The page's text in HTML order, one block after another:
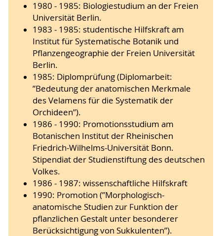
1980 - 1985: Biologiestudium an der Freien
Universität Berlin.
1983 - 1985: studentische Hilfskraft am
Institut für Systematische Botanik und
Pflanzengeographie der Freien Universität
Berlin.
1985: Diplomprüfung (Diplomarbeit:
”Bedeutung der anatomischen Merkmale
des Velamens für die Systematik der
Orchideen”).
1986 - 1990: Promotionsstudium am
Botanischen Institut der Rheinischen
Friedrich-Wilhelms-Universität Bonn.
Stipendiat der Studienstiftung des deutschen
Volkes.
1986 - 1987: wissenschaftliche Hilfskraft
1990: Promotion (”Morphologisch-
anatomische Studien zur Funktion der
pflanzlichen Gestalt unter besonderer
Berücksichtigung von Sukkulenten”).